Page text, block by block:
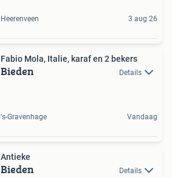
Heerenveen 3 aug 26
Fabio Mola, Italie, karaf en 2 bekers
Bieden Details
's-Gravenhage Vandaag
Antieke
Bieden Details